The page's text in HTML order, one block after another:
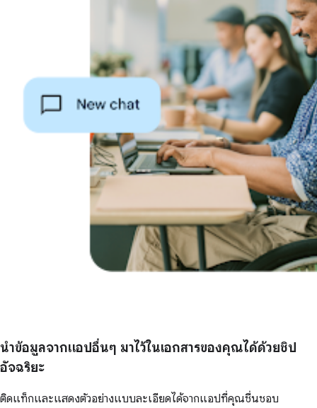
นำข้อมูลจากแอปอื่นๆ มาไว้ในเอกสารของคุณได้ด้วยชิป
อัจฉริยะ
ติดแท็กและแสดงตัวอย่างแบบละเอียดได้จากแอปที่คุณชื่นชอบ